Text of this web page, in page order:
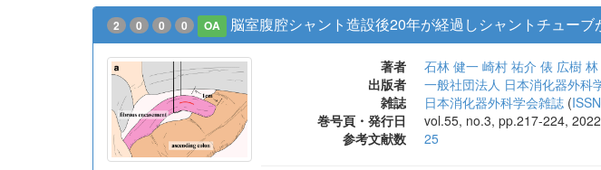
2 0 0 0 OA 脳室腹腔シャント造設後20年が経過しシャントチュー
著者 石林 健一 崎村 祐介 俵 広樹
出版者
一般社団法人 日本消化器外科
雑誌
日本消化器外科学会雑誌 (
巻号頁・発行日
vol.55, no.3, pp.217-224,
参考文献数
25